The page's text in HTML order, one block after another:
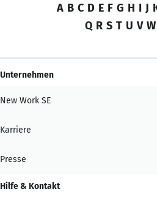
A B C D E F G H I J
Q R S T U V W
Unternehmen
New Work SE
Karriere
Presse
Hilfe & Kontakt